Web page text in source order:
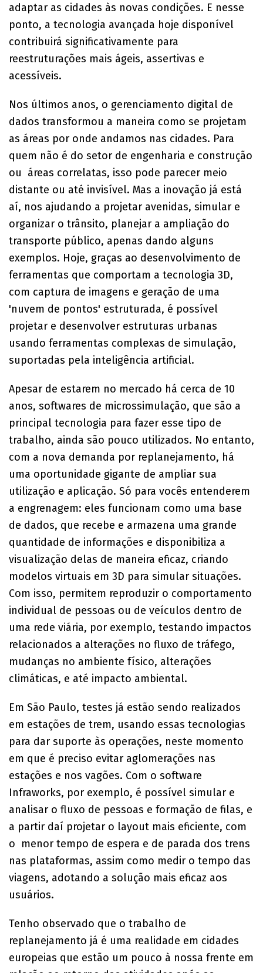
adaptar as cidades às novas condições. E nesse
ponto, a tecnologia avançada hoje disponível
contribuirá significativamente para
reestruturações mais ágeis, assertivas e
acessíveis.
Nos últimos anos, o gerenciamento digital de
dados transformou a maneira como se projetam
as áreas por onde andamos nas cidades. Para
quem não é do setor de engenharia e construção
ou áreas correlatas, isso pode parecer meio
distante ou até invisível. Mas a inovação já está
aí, nos ajudando a projetar avenidas, simular e
organizar o trânsito, planejar a ampliação do
transporte público, apenas dando alguns
exemplos. Hoje, graças ao desenvolvimento de
ferramentas que comportam a tecnologia 3D,
com captura de imagens e geração de uma
'nuvem de pontos' estruturada, é possível
projetar e desenvolver estruturas urbanas
usando ferramentas complexas de simulação,
suportadas pela inteligência artificial.
Apesar de estarem no mercado há cerca de 10
anos, softwares de microssimulação, que são a
principal tecnologia para fazer esse tipo de
trabalho, ainda são pouco utilizados. No entanto,
com a nova demanda por replanejamento, há
uma oportunidade gigante de ampliar sua
utilização e aplicação. Só para vocês entenderem
a engrenagem: eles funcionam como uma base
de dados, que recebe e armazena uma grande
quantidade de informações e disponibiliza a
visualização delas de maneira eficaz, criando
modelos virtuais em 3D para simular situações.
Com isso, permitem reproduzir o comportamento
individual de pessoas ou de veículos dentro de
uma rede viária, por exemplo, testando impactos
relacionados a alterações no fluxo de tráfego,
mudanças no ambiente físico, alterações
climáticas, e até impacto ambiental.
Em São Paulo, testes já estão sendo realizados
em estações de trem, usando essas tecnologias
para dar suporte às operações, neste momento
em que é preciso evitar aglomerações nas
estações e nos vagões. Com o software
Infraworks, por exemplo, é possível simular e
analisar o fluxo de pessoas e formação de filas, e
a partir daí projetar o layout mais eficiente, com
o menor tempo de espera e de parada dos trens
nas plataformas, assim como medir o tempo das
viagens, adotando a solução mais eficaz aos
usuários.
Tenho observado que o trabalho de
replanejamento já é uma realidade em cidades
europeias que estão um pouco à nossa frente em